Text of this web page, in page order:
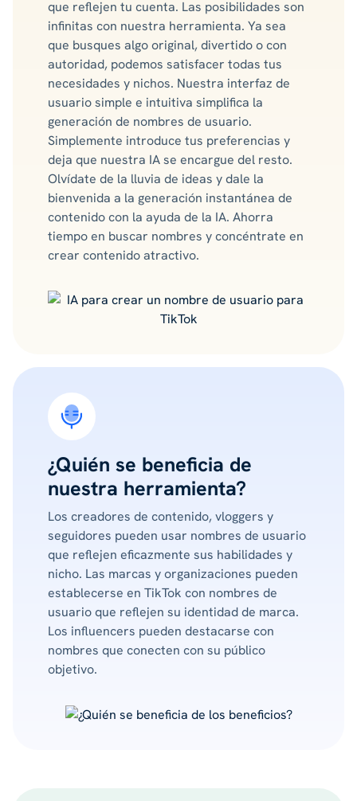
que reflejen tu cuenta. Las posibilidades son
infinitas con nuestra herramienta. Ya sea
que busques algo original, divertido o con
autoridad, podemos satisfacer todas tus
necesidades y nichos. Nuestra interfaz de
usuario simple e intuitiva simplifica la
generación de nombres de usuario.
Simplemente introduce tus preferencias y
deja que nuestra IA se encargue del resto.
Olvídate de la lluvia de ideas y dale la
bienvenida a la generación instantánea de
contenido con la ayuda de la IA. Ahorra
tiempo en buscar nombres y concéntrate en
crear contenido atractivo.
¿Quién se beneficia de
nuestra herramienta?
Los creadores de contenido, vloggers y
seguidores pueden usar nombres de usuario
que reflejen eficazmente sus habilidades y
nicho. Las marcas y organizaciones pueden
establecerse en TikTok con nombres de
usuario que reflejen su identidad de marca.
Los influencers pueden destacarse con
nombres que conecten con su público
objetivo.